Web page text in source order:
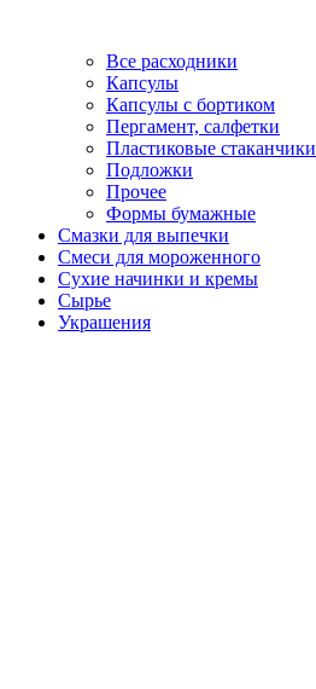
Все расходники
Капсулы
Капсулы с бортиком
Пергамент, салфетки
Пластиковые стаканчики
Подложки
Прочее
Формы бумажные
Смазки для выпечки
Смеси для мороженного
Сухие начинки и кремы
Сырье
Украшения